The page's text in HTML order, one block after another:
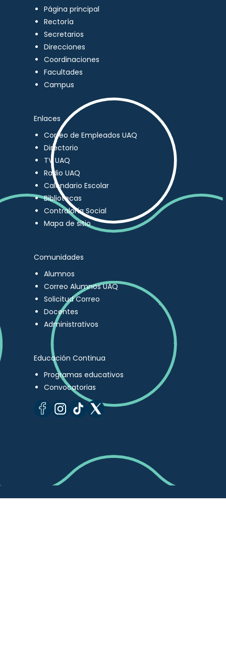
Página principal
Rectoría
Secretarios
Direcciones
Coordinaciones
Facultades
Campus
Enlaces
Correo de Empleados UAQ
Directorio
TV UAQ
Radio UAQ
Calendario Escolar
Bibliotecas
Contraloría Social
Mapa de sitio
Comunidades
Alumnos
Correo Alumnos UAQ
Solicitud Correo
Docentes
Administrativos
Educación Continua
Programas educativos
Convocatorias